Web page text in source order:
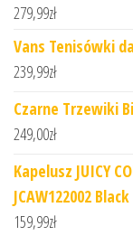
279,99zł
Vans Tenisówki
239,99zł
Czarne Trzewiki
249,00zł
Kapelusz JUICY
JCAW122002 Black
159,99zł